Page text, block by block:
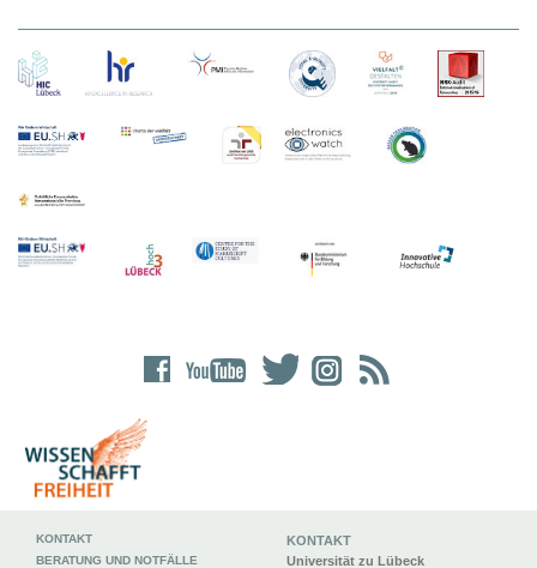
KONTAKT
Universität zu Lübeck
KONTAKT
BERATUNG UND NOTFÄLLE